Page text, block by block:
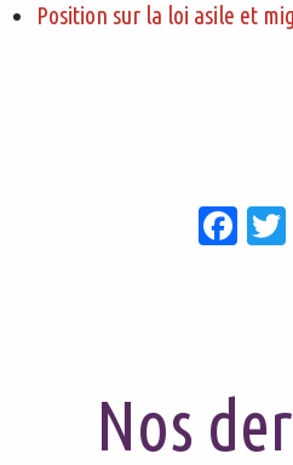
Position sur la loi asile et
Nos